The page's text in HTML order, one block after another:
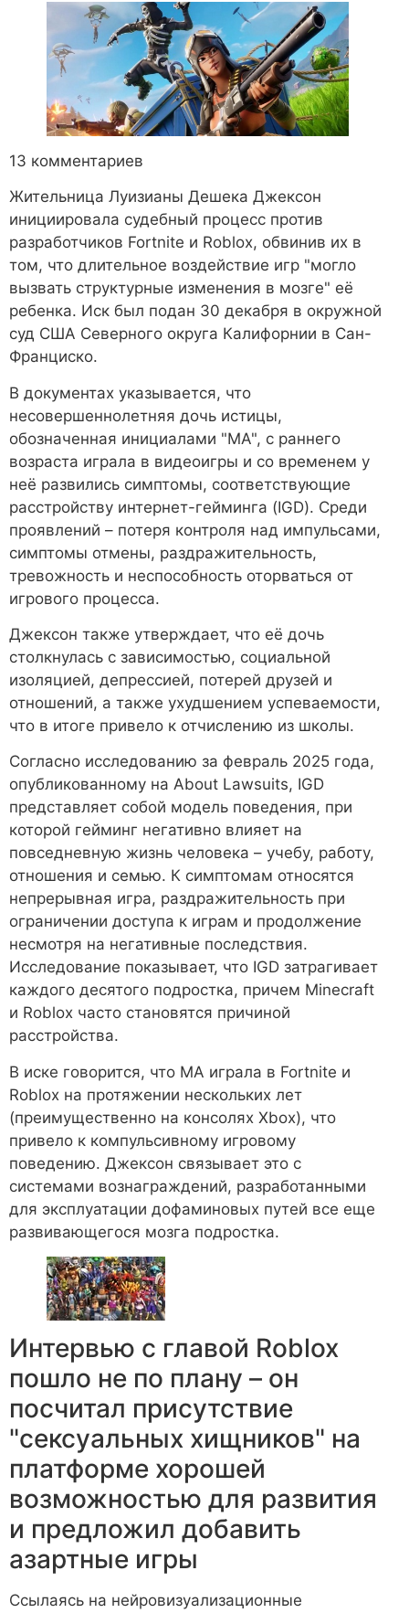
13 комментариев
Жительница Луизианы Дешека Джексон
инициировала судебный процесс против
разработчиков Fortnite и Roblox, обвинив их в
том, что длительное воздействие игр "могло
вызвать структурные изменения в мозге" её
ребенка. Иск был подан 30 декабря в окружной
суд США Северного округа Калифорнии в Сан-
Франциско.
В документах указывается, что
несовершеннолетняя дочь истицы,
обозначенная инициалами "MA", с раннего
возраста играла в видеоигры и со временем у
неё развились симптомы, соответствующие
расстройству интернет-гейминга (IGD). Среди
проявлений – потеря контроля над импульсами,
симптомы отмены, раздражительность,
тревожность и неспособность оторваться от
игрового процесса.
Джексон также утверждает, что её дочь
столкнулась с зависимостью, социальной
изоляцией, депрессией, потерей друзей и
отношений, а также ухудшением успеваемости,
что в итоге привело к отчислению из школы.
Согласно исследованию за февраль 2025 года,
опубликованному на About Lawsuits, IGD
представляет собой модель поведения, при
которой гейминг негативно влияет на
повседневную жизнь человека – учебу, работу,
отношения и семью. К симптомам относятся
непрерывная игра, раздражительность при
ограничении доступа к играм и продолжение
несмотря на негативные последствия.
Исследование показывает, что IGD затрагивает
каждого десятого подростка, причем Minecraft
и Roblox часто становятся причиной
расстройства.
В иске говорится, что MA играла в Fortnite и
Roblox на протяжении нескольких лет
(преимущественно на консолях Xbox), что
привело к компульсивному игровому
поведению. Джексон связывает это с
системами вознаграждений, разработанными
для эксплуатации дофаминовых путей все еще
развивающегося мозга подростка.
Интервью с главой Roblox
пошло не по плану – он
посчитал присутствие
"сексуальных хищников" на
платформе хорошей
возможностью для развития
и предложил добавить
азартные игры
Ссылаясь на нейровизуализационные